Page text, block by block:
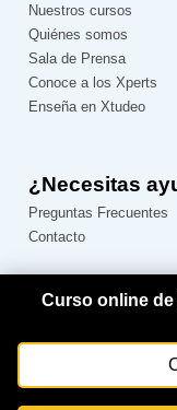
Curso online
Nuestros cursos
Quiénes somos
Sala de Prensa
Conoce a los Xperts
Enseña en Xtudeo
¿Necesitas
Preguntas Frecuentes
Contacto
Síguenos